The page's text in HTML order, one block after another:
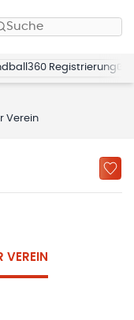
Suche
Registrierung
Verein
VEREIN